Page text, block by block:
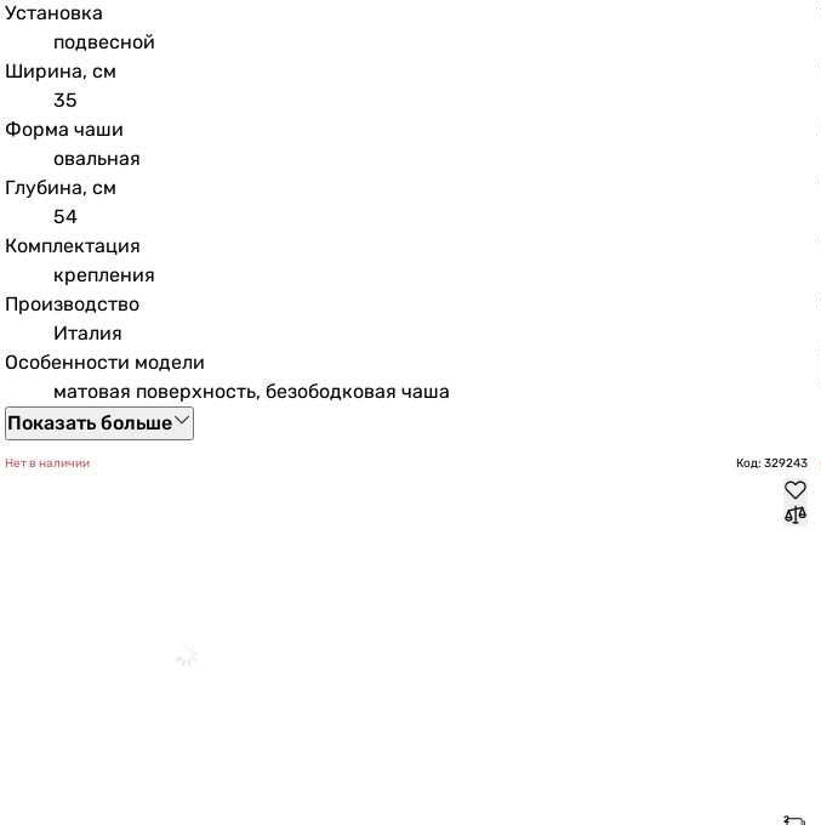
Установка
подвесной
Ширина, см
35
Форма чаши
овальная
Глубина, см
54
Комплектация
крепления
Производство
Италия
Особенности модели
матовая поверхность, безободковая чаша
Показать больше
Нет в наличии Код: 329243